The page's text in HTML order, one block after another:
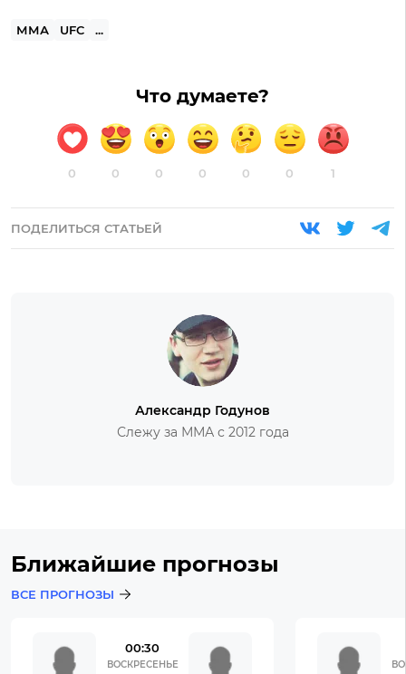
ММА UFC ...
Что думаете?
0 0 0 0 0 0 1
ПОДЕЛИТЬСЯ СТАТЬЕЙ
Александр Годунов
Слежу за ММА с 2012 года
Ближайшие прогнозы
ВСЕ ПРОГНОЗЫ
00:30
ВОСКРЕСЕНЬЕ